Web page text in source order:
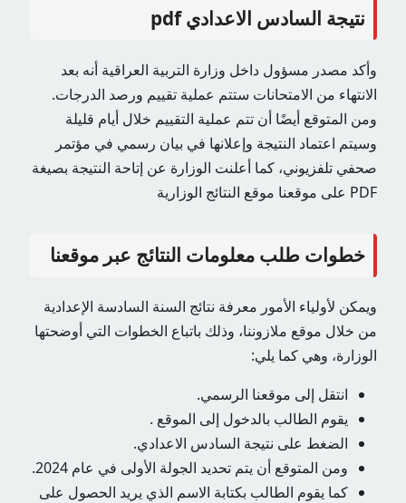
نتيجة السادس الاعدادي pdf
وأكد مصدر مسؤول داخل وزارة التربية العراقية أنه بعد
الانتهاء من الامتحانات ستتم عملية تقييم ورصد الدرجات.
ومن المتوقع أيضًا أن تتم عملية التقييم خلال أيام قليلة
وسيتم اعتماد النتيجة وإعلانها في بيان رسمي في مؤتمر
صحفي تلفزيوني، كما أعلنت الوزارة عن إتاحة النتيجة بصيغة
PDF على موقعنا موقع النتائج الوزارية
خطوات طلب معلومات النتائج عبر موقعنا
ويمكن لأولياء الأمور معرفة نتائج السنة السادسة الإعدادية
من خلال موقع ملازوننا، وذلك باتباع الخطوات التي أوضحتها
الوزارة، وهي كما يلي:
انتقل إلى موقعنا الرسمي.
يقوم الطالب بالدخول إلى الموقع .
الضغط على نتيجة السادس الاعدادي.
ومن المتوقع أن يتم تحديد الجولة الأولى في عام 2024.
كما يقوم الطالب بكتابة الاسم الذي يريد الحصول على